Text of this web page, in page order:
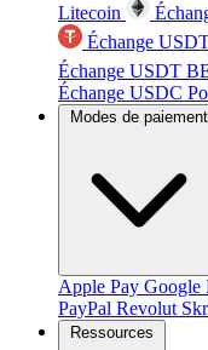
Litecoin
Échange
Échange USDT
Échange USDC
Modes de paiement
Apple Pay Google
PayPal Revolut
Ressources